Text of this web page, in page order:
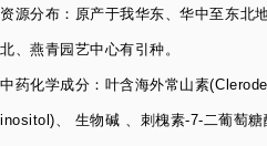
资源分布：原产于我华东、华中至东北
北、燕青园艺中心有引种。
中药化学成分： 叶含海外常山素
inositol)、 生物碱 、刺槐素-7-二葡萄糖